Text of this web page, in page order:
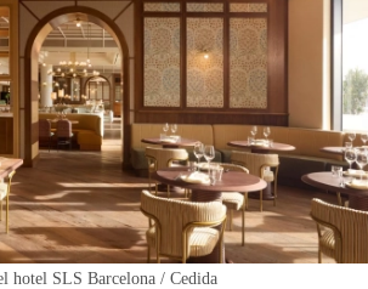
hotel SLS Barcelona / Cedida